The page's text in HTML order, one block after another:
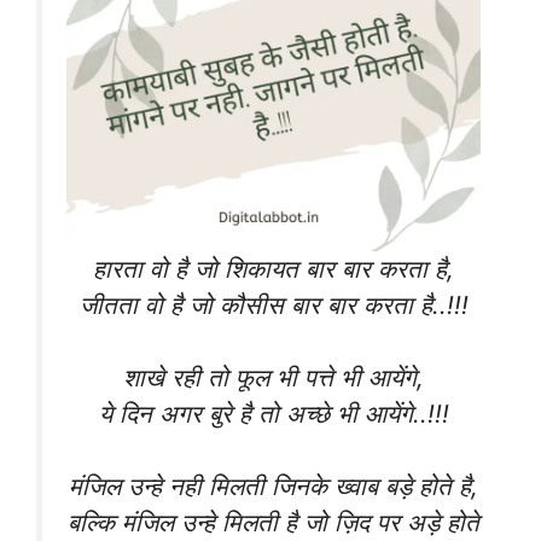
हारता वो है जो शिकायत बार बार करता है,
जीतता वो है जो कौसीस बार बार करता है..!!!
शाखे रही तो फूल भी पत्ते भी आयेंगे,
ये दिन अगर बुरे है तो अच्छे भी आयेंगे..!!!
मंजिल उन्हे नही मिलती जिनके ख्वाब बड़े होते है,
बल्कि मंजिल उन्हे मिलती है जो ज़िद पर अड़े होते